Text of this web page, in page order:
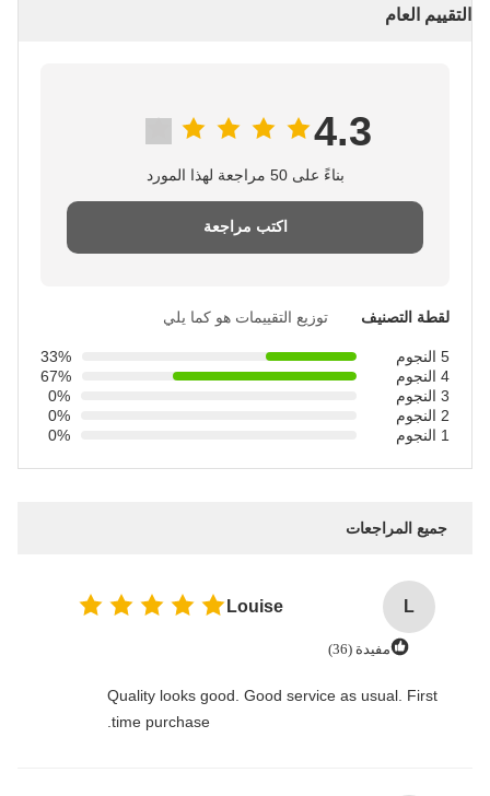
التقييم العام
4.3
بناءً على 50 مراجعة لهذا المورد
اكتب مراجعة
لقطة التصنيف توزيع التقييمات هو كما يلي
5 النجوم
33%
4 النجوم
67%
3 النجوم
0%
2 النجوم
0%
1 النجوم
0%
جميع المراجعات
L
Louise
مفيدة (36)
Quality looks good. Good service as usual. First
time purchase.